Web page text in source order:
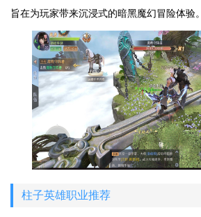
旨在为玩家带来沉浸式的暗黑魔幻冒险体验。
柱子英雄职业推荐